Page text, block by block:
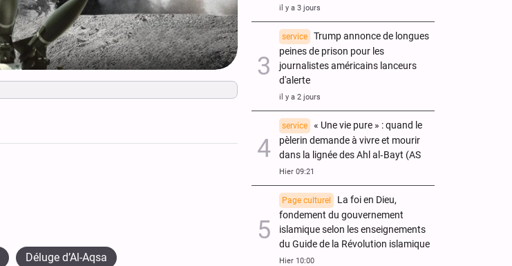
Déluge d’Al-Aqsa
il y a 3 jours
service
Trump annonce de longues
peines de prison pour les
journalistes américains lanceurs
d'alerte
il y a 2 jours
service
« Une vie pure » : quand le
pèlerin demande à vivre et mourir
dans la lignée des Ahl al‑Bayt (AS
Hier 09:21
Page culturel
La foi en Dieu,
fondement du gouvernement
islamique selon les enseignements
du Guide de la Révolution islamique
Hier 10:00